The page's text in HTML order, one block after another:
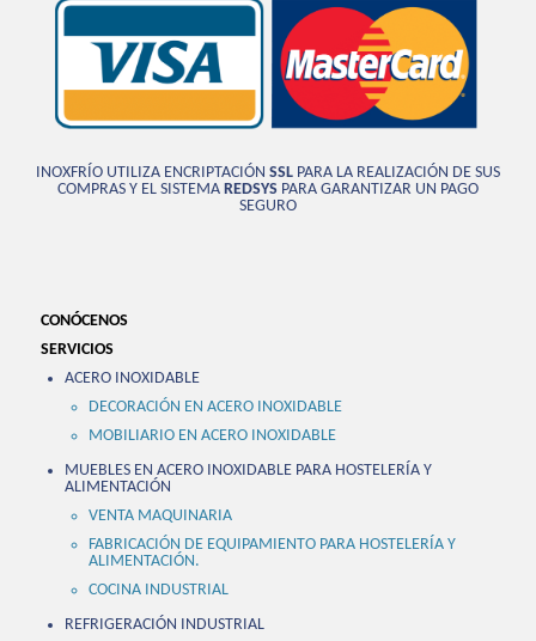
INOXFRÍO UTILIZA ENCRIPTACIÓN SSL PARA LA REALIZACIÓN DE SUS
COMPRAS Y EL SISTEMA REDSYS PARA GARANTIZAR UN PAGO
SEGURO
CONÓCENOS
SERVICIOS
ACERO INOXIDABLE
DECORACIÓN EN ACERO INOXIDABLE
MOBILIARIO EN ACERO INOXIDABLE
MUEBLES EN ACERO INOXIDABLE PARA HOSTELERÍA Y
ALIMENTACIÓN
VENTA MAQUINARIA
FABRICACIÓN DE EQUIPAMIENTO PARA HOSTELERÍA Y
ALIMENTACIÓN.
COCINA INDUSTRIAL
REFRIGERACIÓN INDUSTRIAL